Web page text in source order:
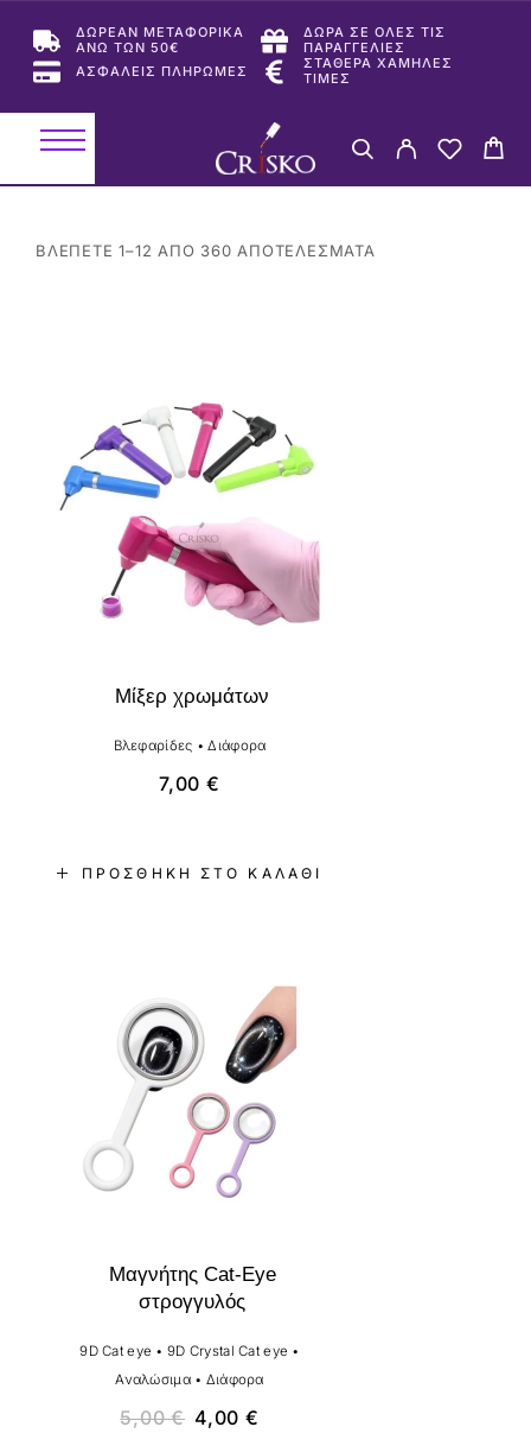
ΔΩΡΕΑΝ ΜΕΤΑΦΟΡΙΚΑ
ΑΝΩ ΤΩΝ 50€
ΔΩΡΑ ΣΕ ΟΛΕΣ ΤΙΣ
ΠΑΡΑΓΓΕΛΙΕΣ
ΑΣΦΑΛΕΙΣ ΠΛΗΡΩΜΕΣ
ΣΤΑΘΕΡΑ ΧΑΜΗΛΕΣ
ΤΙΜΕΣ
ΒΛΈΠΕΤΕ 1–12 ΑΠΌ 360 ΑΠΟΤΕΛΈΣΜΑΤΑ
ΠΡΟΣΘΉΚΗ ΣΤΟ ΚΑΛΆΘΙ
Μίξερ χρωμάτων
Βλεφαρίδες •Διάφορα
7,00€
Μαγνήτης Cat-Eye
στρογγυλός
9D Cat eye • 9D Crystal Cat eye •
Αναλώσιμα• Διάφορα
5,00€ 4,00 €